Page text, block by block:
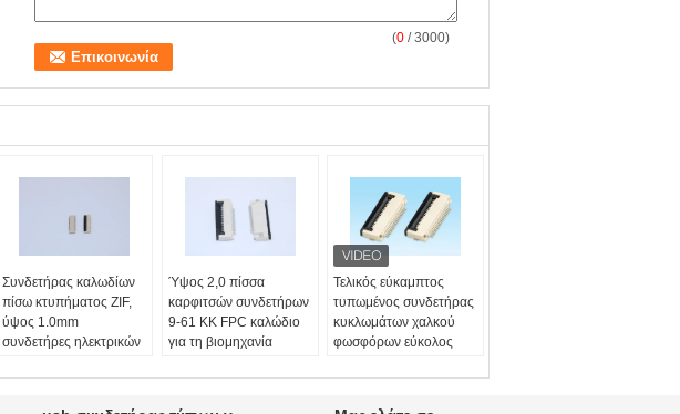
(0 / 3000)
Συνδετήρας καλωδίων
πίσω κτυπήματος ZIF,
ύψος 1.0mm
συνδετήρες ηλεκτρικών
καρφίτσες
Ύψος 2,0 πίσσα
καρφιτσών συνδετήρων
9-61 ΚΚ FPC καλώδιο
για τη βιομηχανία
Υλικό:LCP, χαλκός
Τελικός εύκαμπτος
τυπωμένος συνδετήρας
κυκλωμάτων χαλκού
φωσφόρων εύκολος
τύπων